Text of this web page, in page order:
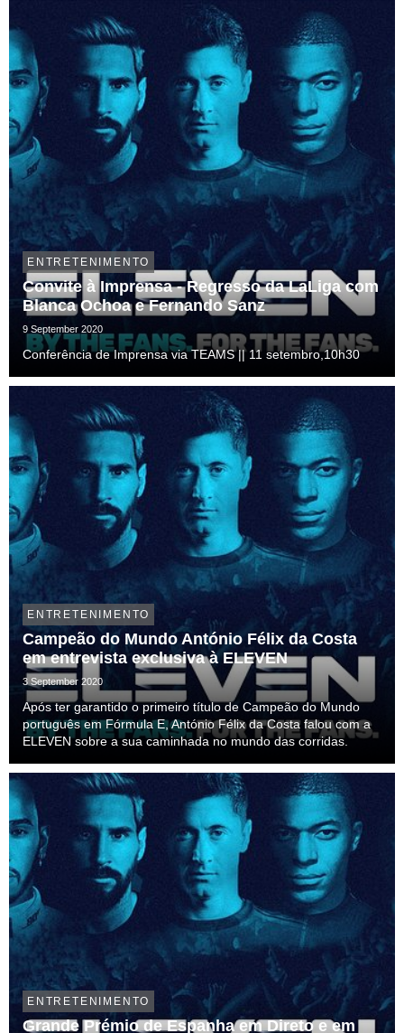
ENTRETENIMENTO
Convite à Imprensa - Regresso da LaLiga com
Blanca Ochoa e Fernando Sanz
9 September 2020
Conferência de Imprensa via TEAMS || 11 setembro,10h30
ENTRETENIMENTO
Campeão do Mundo António Félix da Costa
em entrevista exclusiva à ELEVEN
3 September 2020
Após ter garantido o primeiro título de Campeão do Mundo
português em Fórmula E, António Félix da Costa falou com a
ELEVEN sobre a sua caminhada no mundo das corridas.
ENTRETENIMENTO
Grande Prémio de Espanha em Direto e em